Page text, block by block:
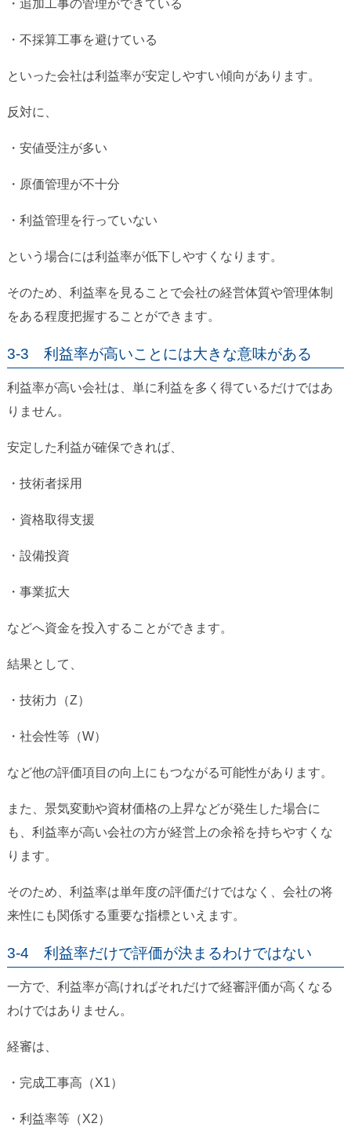
・追加工事の管理ができている
・不採算工事を避けている
といった会社は利益率が安定しやすい傾向があります。
反対に、
・安値受注が多い
・原価管理が不十分
・利益管理を行っていない
という場合には利益率が低下しやすくなります。
そのため、利益率を見ることで会社の経営体質や管理体制
をある程度把握することができます。
3-3 利益率が高いことには大きな意味がある
利益率が高い会社は、単に利益を多く得ているだけではあ
りません。
安定した利益が確保できれば、
・技術者採用
・資格取得支援
・設備投資
・事業拡大
などへ資金を投入することができます。
結果として、
・技術力（Z）
・社会性等（W）
など他の評価項目の向上にもつながる可能性があります。
また、景気変動や資材価格の上昇などが発生した場合に
も、利益率が高い会社の方が経営上の余裕を持ちやすくな
ります。
そのため、利益率は単年度の評価だけではなく、会社の将
来性にも関係する重要な指標といえます。
3-4 利益率だけで評価が決まるわけではない
一方で、利益率が高ければそれだけで経審評価が高くなる
わけではありません。
経審は、
・完成工事高（X1）
・利益率等（X2）